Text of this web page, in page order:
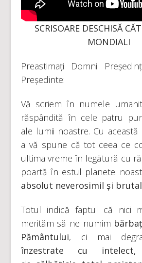
SCRISOARE DESCHISĂ
MONDIALI
Preastimați Domni
Președinte:
Vă scriem în numele
răspândită în cele patru
ale lumii noastre. Cu
a vă spune că tot ceea ce
ultima vreme în legătură cu
poartă în estul planetei
absolut neverosimil și
Totul indică faptul că nici
merităm să ne numim
Pământului, ci mai
înzestrate cu intelect,